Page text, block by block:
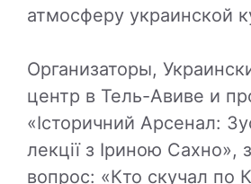
атмосферу украинской
Организаторы,
центр в Тель-Авиве и
«Історичний Арсенал:
лекції з Іриною Сахно»,
вопрос: «Кто скучал по